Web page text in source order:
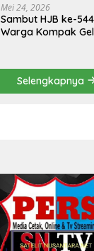
Mei 24, 2026
Sambut HJB ke-
Warga Kompak
Selengkapnya